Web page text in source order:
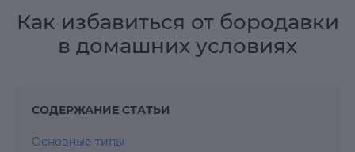
Как избавиться от бородавки
в домашних условиях
СОДЕРЖАНИЕ СТАТЬИ
Основные типы